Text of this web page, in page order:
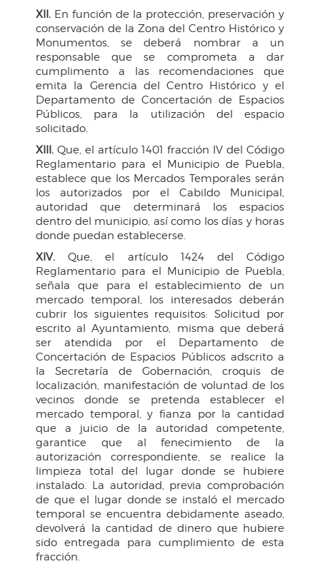
XII. En función de la protección, preservación y
conservación de la Zona del Centro Histórico y
Monumentos, se deberá nombrar a un
responsable que se comprometa a dar
cumplimento a las recomendaciones que
emita la Gerencia del Centro Histórico y el
Departamento de Concertación de Espacios
Públicos, para la utilización del espacio
solicitado.
XIII. Que, el artículo 1401 fracción IV del Código
Reglamentario para el Municipio de Puebla,
establece que los Mercados Temporales serán
los autorizados por el Cabildo Municipal,
autoridad que determinará los espacios
dentro del municipio, así como los días y horas
donde puedan establecerse.
XIV. Que, el artículo 1424 del Código
Reglamentario para el Municipio de Puebla,
señala que para el establecimiento de un
mercado temporal, los interesados deberán
cubrir los siguientes requisitos: Solicitud por
escrito al Ayuntamiento, misma que deberá
ser atendida por el Departamento de
Concertación de Espacios Públicos adscrito a
la Secretaría de Gobernación, croquis de
localización, manifestación de voluntad de los
vecinos donde se pretenda establecer el
mercado temporal, y fianza por la cantidad
que a juicio de la autoridad competente,
garantice que al fenecimiento de la
autorización correspondiente, se realice la
limpieza total del lugar donde se hubiere
instalado. La autoridad, previa comprobación
de que el lugar donde se instaló el mercado
temporal se encuentra debidamente aseado,
devolverá la cantidad de dinero que hubiere
sido entregada para cumplimiento de esta
fracción.